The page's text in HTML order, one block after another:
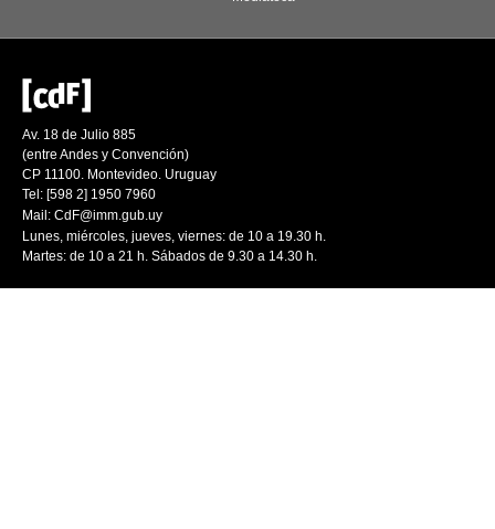
Av. 18 de Julio 885
(entre Andes y Convención)
CP 11100. Montevideo. Uruguay
Tel: [598 2] 1950 7960
Mail: CdF@imm.gub.uy
Lunes, miércoles, jueves, viernes: de 10 a 19.30 h.
Martes: de 10 a 21 h. Sábados de 9.30 a 14.30 h.